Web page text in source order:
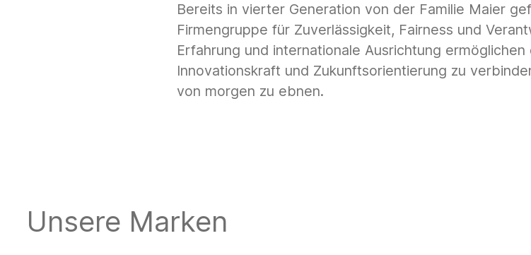
Bereits in vierter Generation von der Familie Maier
Firmengruppe für Zuverlässigkeit, Fairness und
Erfahrung und internationale Ausrichtung
Innovationskraft und Zukunftsorientierung zu
von morgen zu ebnen.
Unsere Marken